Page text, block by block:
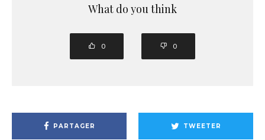
What do you think
0 0
PARTAGER TWEETER